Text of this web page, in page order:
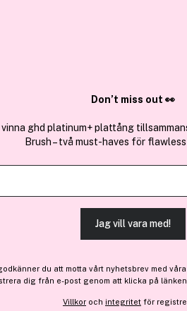
Cheirosa
449 kr
Don’t miss out 👀
ghd platinum+ plattång
Brush – två must-haves för flawless
Jag vill vara med!
du att motta vårt nyhetsbrev med
dig från e-post genom att klicka på
Villkor och integritet för